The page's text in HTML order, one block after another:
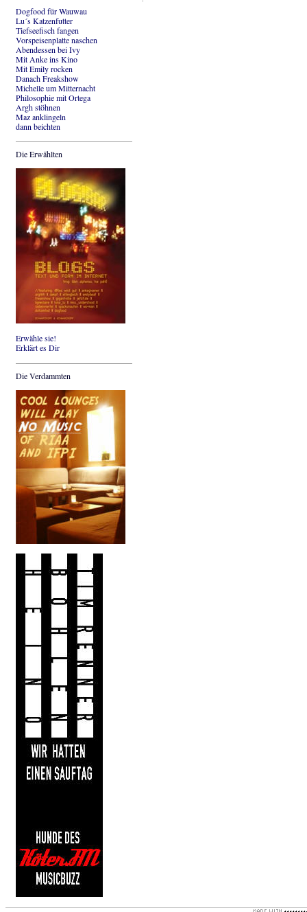
Dogfood für Wauwau
Lu´s Katzenfutter
Tiefseefisch fangen
Vorspeisenplatte naschen
Abendessen bei Ivy
Mit Anke ins Kino
Mit Emily rocken
Danach Freakshow
Michelle um Mitternacht
Philosophie mit Ortega
Argh stöhnen
Maz anklingeln
dann beichten
Die Erwählten
Erwähle sie!
Erklärt es Dir
Die Verdammten